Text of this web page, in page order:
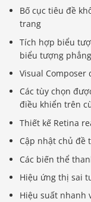
Bố cục tiêu đề
trang
Tích hợp biểu
biểu tượng phẳng
Visual Composer
Các tùy chọn
điều khiển trên
Thiết kế Retina
Cập nhật chủ đề
Các biến thể
Hiệu ứng thị sai
Hiệu suất nhanh